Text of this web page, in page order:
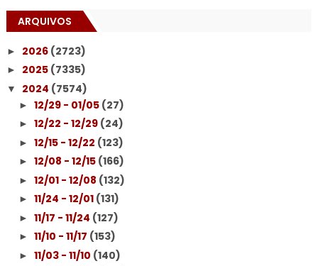
ARQUIVOS
► 2026 (2723)
► 2025 (7335)
▼ 2024 (7574)
► 12/29 - 01/05 (27)
► 12/22 - 12/29 (24)
► 12/15 - 12/22 (123)
► 12/08 - 12/15 (166)
► 12/01 - 12/08 (132)
► 11/24 - 12/01 (131)
► 11/17 - 11/24 (127)
► 11/10 - 11/17 (153)
► 11/03 - 11/10 (140)